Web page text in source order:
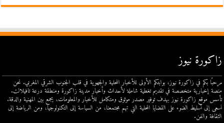
زاكورة نيوز
مرحبًا بكم في زاكورة نيوز، بوابتكم الأولى للأخبار المحلية والجهوية في قلب الجنوب الشرقي المغربي. نحن
منصة إخبارية متخصصة في تقديم تغطية شاملة لأحداث وأخبار مدينة زاكورة ومنطقة درعة تافيلالت.
تأسس موقع زاكورة نيوز بهدف توفير مصدر موثوق ومتكامل للأخبار والمعلومات، يجمع بين المهنية والدقة.
نسعى إلى تسليط الضوء على القضايا المحلية التي تهم مجتمعنا، من السياسة إلى التكنولوجيا، ومن الرياضة إلى
الثقافة والفن.